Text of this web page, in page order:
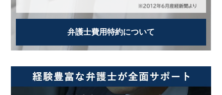
弁護士費用特約について